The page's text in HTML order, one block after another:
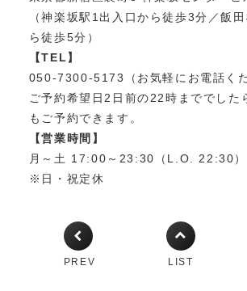
（神楽坂駅1出入口から徒歩3分／飯
ら徒歩5分）
【TEL】
050-7300-5173（お気軽にお電話くだ
ご予約希望日2日前の22時まででした
もご予約できます。
【営業時間】
月～土 17:00～23:30（L.O. 22:30）
※日・祝定休
PREV LIST